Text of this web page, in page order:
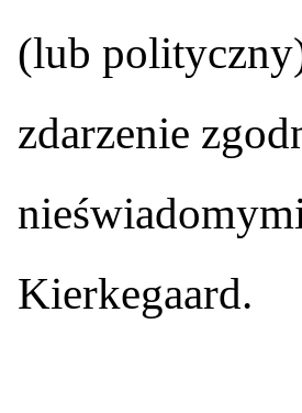
(lub
zdarzenie
Kierkegaard.